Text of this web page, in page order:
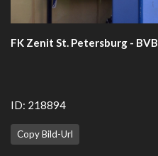
FK Zenit St. Petersburg - BVB
ID: 218894
Copy Bild-Url